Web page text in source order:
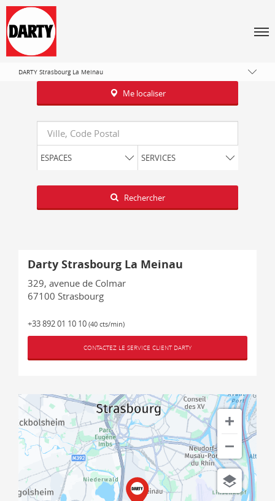
Bas-Rhin
Strasbourg
DARTY Strasbourg La Meinau
Me localiser
Requête
ESPACES SERVICES
Latitude
Longitude
Rechercher
Darty Strasbourg La Meinau
329, avenue de Colmar
67100 Strasbourg
+33 892 01 10 10 (40 cts/min)
CONTACTEZ LE SERVICE CLIENT DARTY